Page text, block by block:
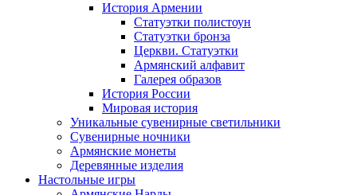
История Армении
Статуэтки полистоун
Статуэтки бронза
Церкви. Статуэтки
Армянский алфавит
Галерея образов
История России
Мировая история
Уникальные сувенирные светильники
Сувенирные ночники
Армянские монеты
Деревянные изделия
Настольные игры